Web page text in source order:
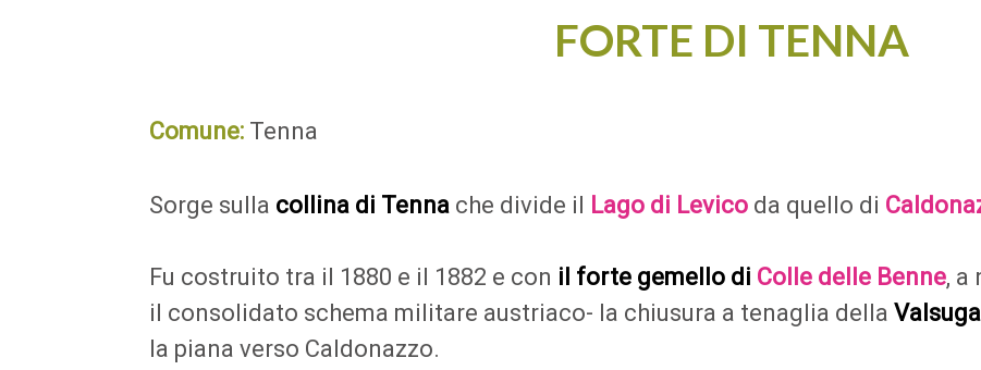
FORTE DI TENNA
Comune: Tenna
Sorge sulla collina di Tenna che divide il Lago di Levico da quello di
Fu costruito tra il 1880 e il 1882 e con il forte gemello di Colle delle Benne, a
il consolidato schema militare austriaco- la chiusura a tenaglia della
la piana verso Caldonazzo.